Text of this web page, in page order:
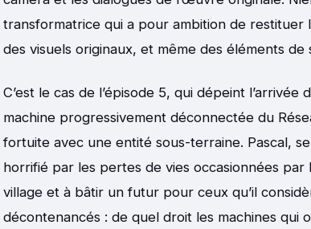
transformatrice qui a pour ambition de restituer
des visuels originaux, et même des éléments
C’est le cas de l’épisode 5, qui dépeint
machine progressivement déconnectée du
fortuite avec une entité sous-terraine. Pascal,
horrifié par les pertes de vies occasionnées
village et à bâtir un futur pour ceux qu’il
décontenancés : de quel droit les machines